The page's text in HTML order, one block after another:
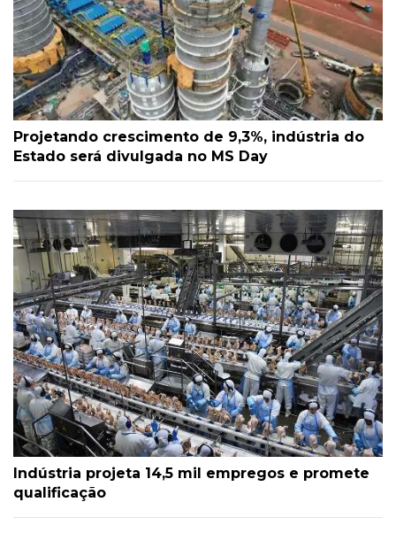
Projetando crescimento de 9,3%, indústria do
Estado será divulgada no MS Day
Indústria projeta 14,5 mil empregos e promete
qualificação